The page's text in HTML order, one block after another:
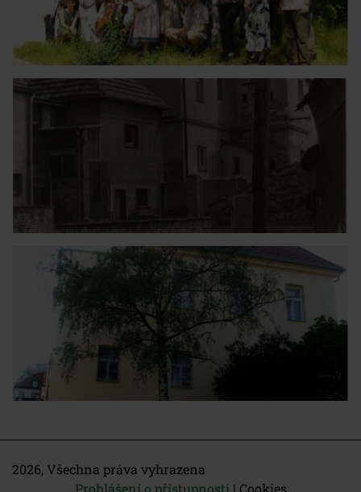
2026, Všechna práva vyhrazena
Prohlášení o přístupnosti | Cookies